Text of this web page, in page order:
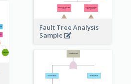
Fault Tree Analysis
Sample